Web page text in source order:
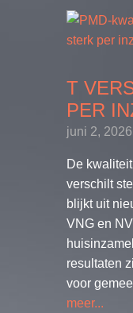
T
PER
juni 2, 2026
De
verschilt
blijkt uit
VNG en
resultaten
voor
meer...